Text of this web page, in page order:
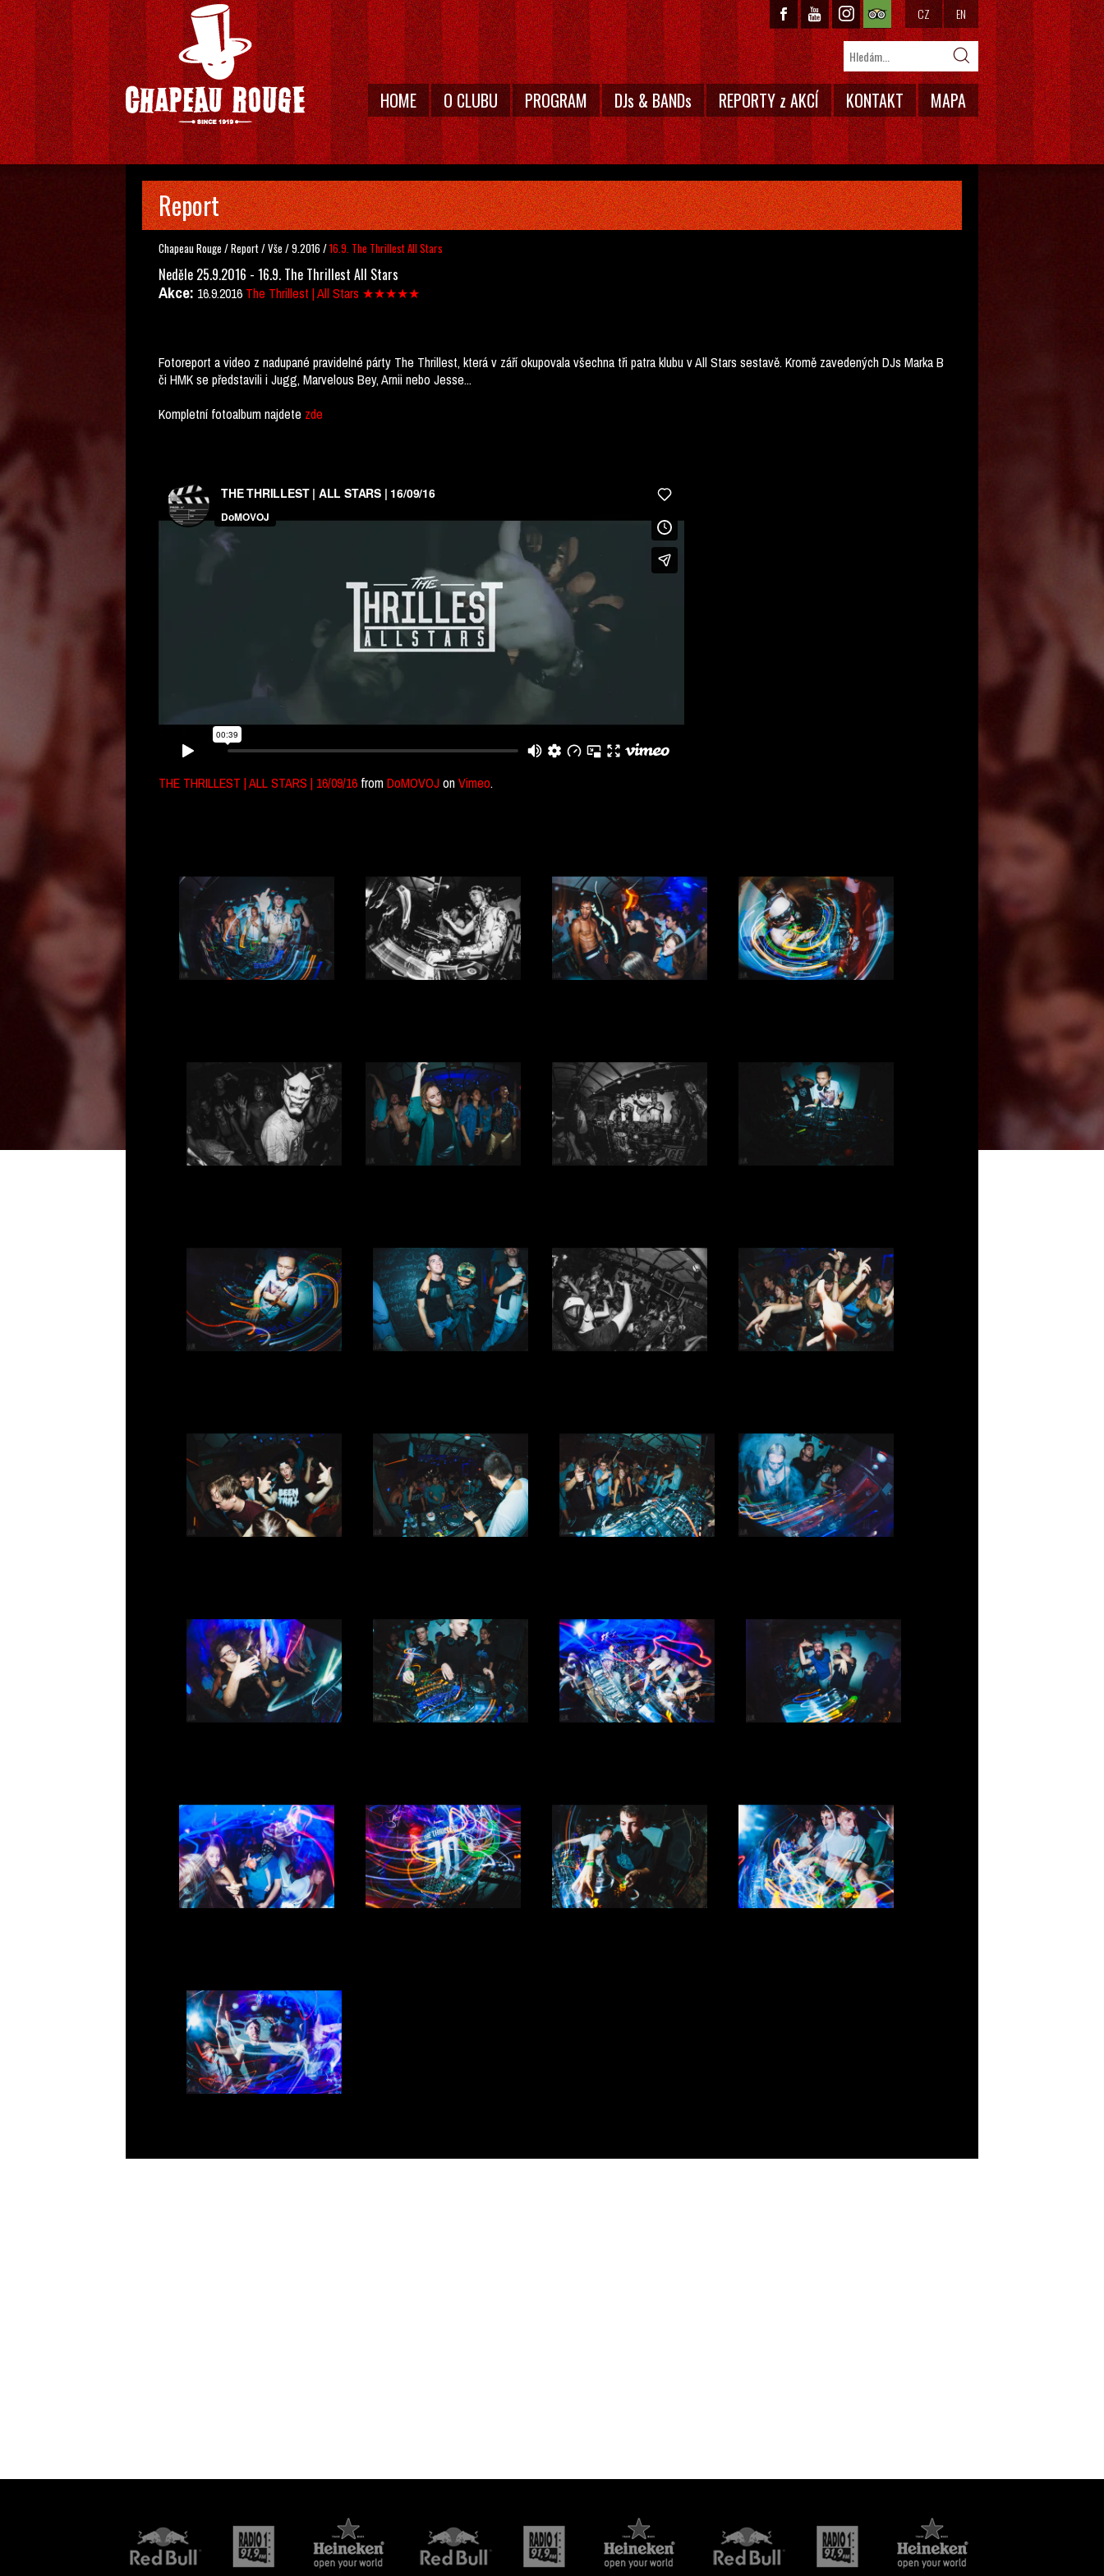
HOME O CLUBU PROGRAM DJs & BANDs REPORTY z AKCÍ KONTAKT MAPA
CZ EN
Report
Chapeau Rouge /Report/Vše /9.2016 /16.9. The Thrillest All Stars
Neděle 25.9.2016 - 16.9. The Thrillest All Stars
Akce: 16.9.2016 The Thrillest | All Stars ★★★★★
Fotoreport a video z nadupané pravidelné párty The Thrillest, která v září okupovala všechna tři patra klubu v All Stars sestavě. Kromě zavedených DJs Marka B
či HMK se představili i Jugg, Marvelous Bey, Arnii nebo Jesse...
Kompletní fotoalbum najdete zde
THE THRILLEST | ALL STARS | 16/09/16 fromDoMOVOJonVimeo.